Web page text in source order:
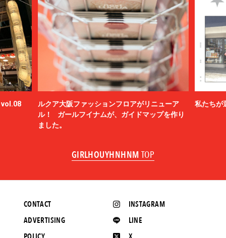
vol.08
ルクア大阪ファッションフロアがリニューア
ル！ ガールフイナムが、ガイドマップを作り
ました。
私たちが
GIRLHOUYHNHNM TOP
INSTAGRAM
LINE
CONTACT
ADVERTISING